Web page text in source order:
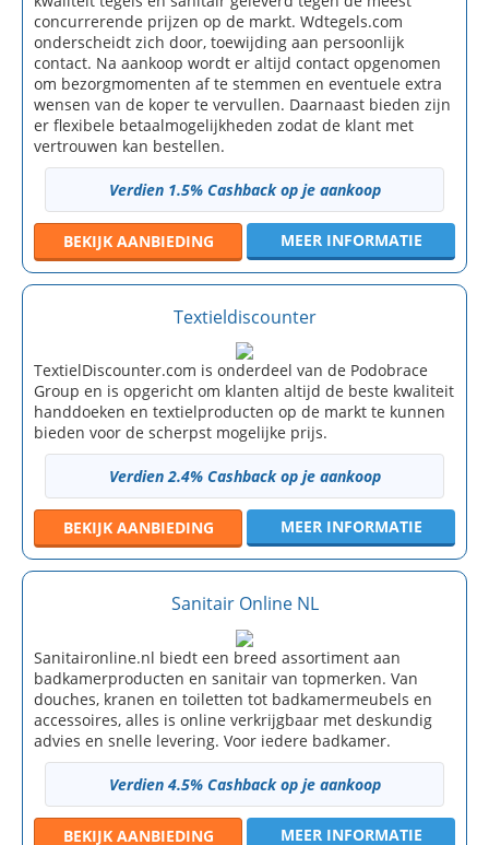
concurrerende prijzen op de markt. Wdtegels.com
onderscheidt zich door, toewijding aan persoonlijk
contact. Na aankoop wordt er altijd contact opgenomen
om bezorgmomenten af te stemmen en eventuele extra
wensen van de koper te vervullen. Daarnaast bieden zijn
er flexibele betaalmogelijkheden zodat de klant met
vertrouwen kan bestellen.
Verdien 1.5% Cashback op je aankoop
BEKIJK AANBIEDING MEER INFORMATIE
Textieldiscounter
TextielDiscounter.com is onderdeel van de Podobrace
Group en is opgericht om klanten altijd de beste kwaliteit
handdoeken en textielproducten op de markt te kunnen
bieden voor de scherpst mogelijke prijs.
Verdien 2.4% Cashback op je aankoop
BEKIJK AANBIEDING MEER INFORMATIE
Sanitair Online NL
Sanitaironline.nl biedt een breed assortiment aan
badkamerproducten en sanitair van topmerken. Van
douches, kranen en toiletten tot badkamermeubels en
accessoires, alles is online verkrijgbaar met deskundig
advies en snelle levering. Voor iedere badkamer.
Verdien 4.5% Cashback op je aankoop
BEKIJK AANBIEDING MEER INFORMATIE